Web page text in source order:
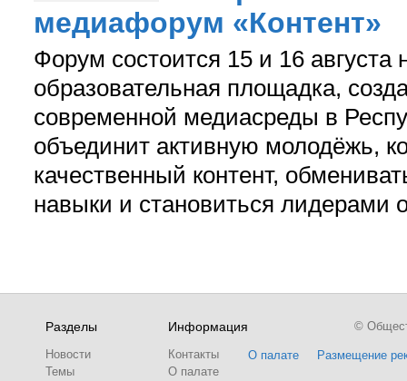
медиафорум «Контент»
Форум состоится 15 и 16
образовательная площадка,
современной медиасреды в
объединит активную молодёжь,
качественный контент,
навыки и становиться лидерами
Разделы
Новости
Темы
Информация
Контакты
О палате
О палате Размещение
©